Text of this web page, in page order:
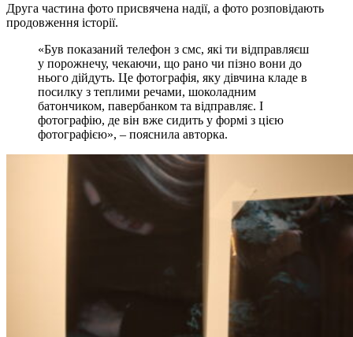
Друга частина фото присвячена надії, а фото розповідають
продовження історії.
«Був показаний телефон з смс, які ти відправляєш
у порожнечу, чекаючи, що рано чи пізно вони до
нього дійдуть. Це фотографія, яку дівчина кладе в
посилку з теплими речами, шоколадним
батончиком, павербанком та відправляє. І
фотографію, де він вже сидить у формі з цією
фотографією», – пояснила авторка.